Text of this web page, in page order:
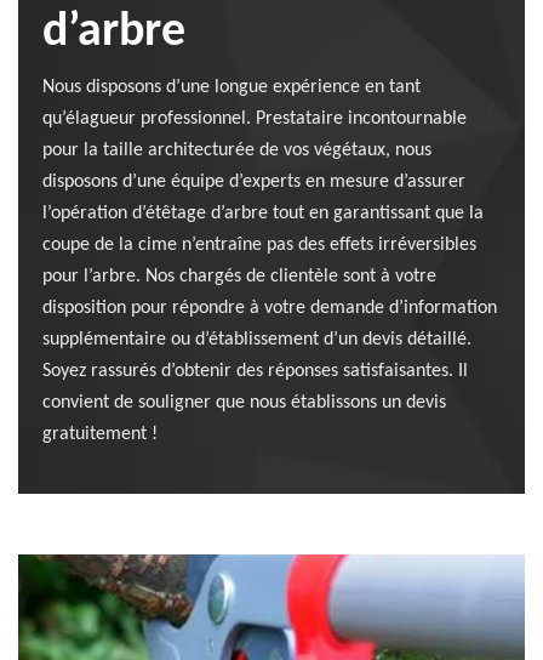
d’arbre
Nous disposons d’une longue expérience en tant
qu’élagueur professionnel. Prestataire incontournable
pour la taille architecturée de vos végétaux, nous
disposons d’une équipe d’experts en mesure d’assurer
l’opération d’étêtage d’arbre tout en garantissant que la
coupe de la cime n’entraîne pas des effets irréversibles
pour l’arbre. Nos chargés de clientèle sont à votre
disposition pour répondre à votre demande d’information
supplémentaire ou d’établissement d’un devis détaillé.
Soyez rassurés d’obtenir des réponses satisfaisantes. Il
convient de souligner que nous établissons un devis
gratuitement !